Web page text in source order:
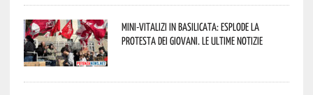
Mini-vitalizi in Basilicata: esplode la
protesta dei giovani. Le ultime notizie